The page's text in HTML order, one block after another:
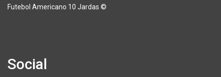
Futebol Americano 10 Jardas ©
Social